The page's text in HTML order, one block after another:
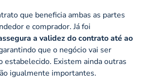
que beneficia ambas as partes
e comprador. Já foi
a validez do contrato até ao
que o negócio vai ser
estabelecido. Existem ainda outras
igualmente importantes.